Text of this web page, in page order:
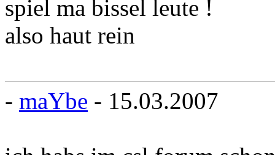
spiel ma bissel leute !
also haut rein
- maYbe - 15.03.2007